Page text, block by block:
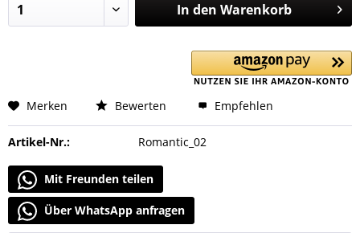
In den Warenkorb
Merken Bewerten Empfehlen
Artikel-Nr.: Romantic_02
Mit Freunden teilen
Über WhatsApp anfragen